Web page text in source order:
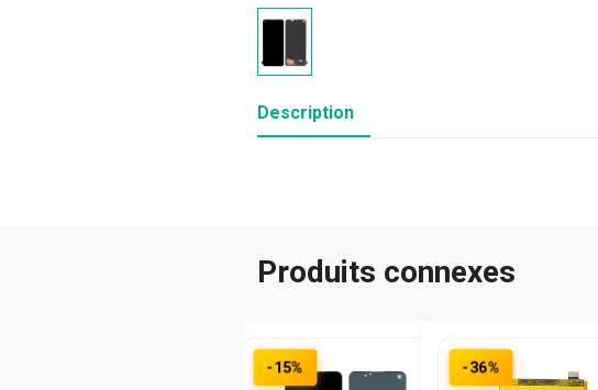
Description
Produits connexes
-15% -36%